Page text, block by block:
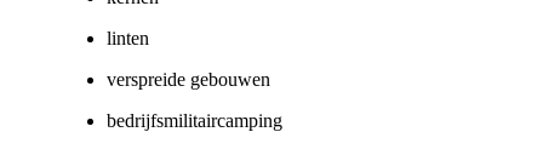
linten
verspreide gebouwen
bedrijfsmilitaircamping